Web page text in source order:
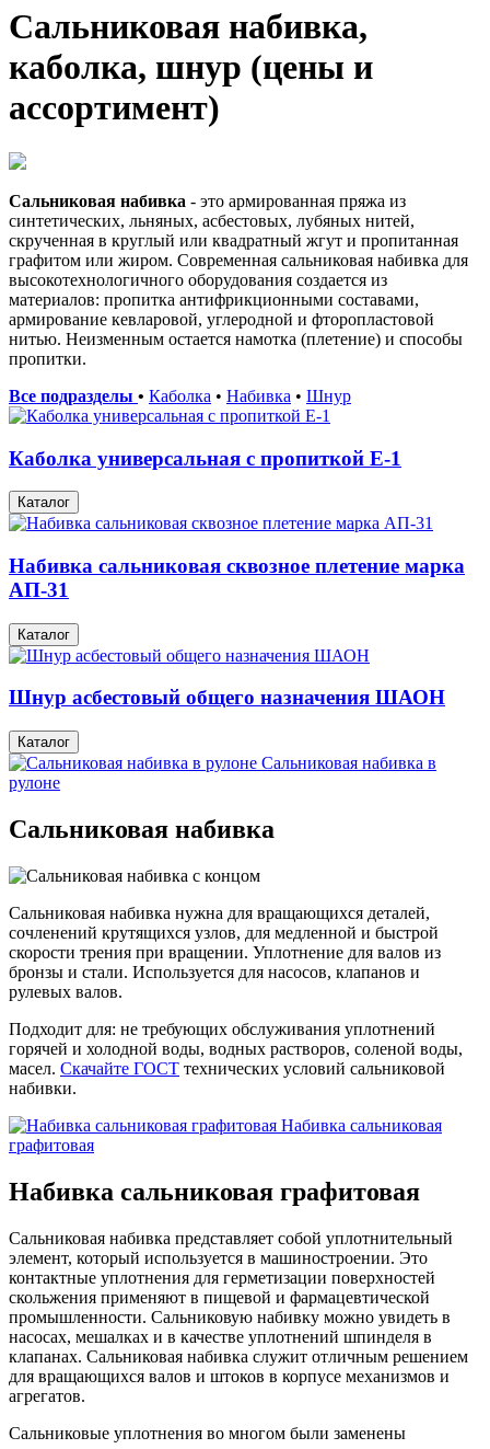
Сальниковая набивка,
каболка, шнур (цены и
ассортимент)
Сальниковая набивка - это армированная пряжа из
синтетических, льняных, асбестовых, лубяных нитей,
скрученная в круглый или квадратный жгут и пропитанная
графитом или жиром. Современная сальниковая набивка для
высокотехнологичного оборудования создается из
материалов: пропитка антифрикционными составами,
армирование кевларовой, углеродной и фторопластовой
нитью. Неизменным остается намотка (плетение) и способы
пропитки.
Все подразделы • Каболка • Набивка • Шнур
Каболка универсальная с пропиткой Е-1
Каталог
Набивка сальниковая сквозное плетение марка
АП-31
Каталог
Шнур асбестовый общего назначения ШАОН
Каталог
Сальниковая набивка в
рулоне
Сальниковая набивка
Сальниковая набивка нужна для вращающихся деталей,
сочленений крутящихся узлов, для медленной и быстрой
скорости трения при вращении. Уплотнение для валов из
бронзы и стали. Используется для насосов, клапанов и
рулевых валов.
Подходит для: не требующих обслуживания уплотнений
горячей и холодной воды, водных растворов, соленой воды,
масел. Скачайте ГОСТ технических условий сальниковой
набивки.
Набивка сальниковая
графитовая
Набивка сальниковая графитовая
Сальниковая набивка представляет собой уплотнительный
элемент, который используется в машиностроении. Это
контактные уплотнения для герметизации поверхностей
скольжения применяют в пищевой и фармацевтической
промышленности. Сальниковую набивку можно увидеть в
насосах, мешалках и в качестве уплотнений шпинделя в
клапанах. Сальниковая набивка служит отличным решением
для вращающихся валов и штоков в корпусе механизмов и
агрегатов.
Сальниковые уплотнения во многом были заменены